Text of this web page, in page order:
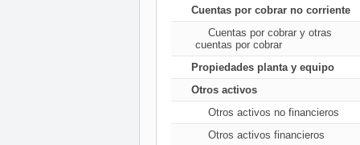
Cuentas por cobrar no corriente
Cuentas por cobrar y otras
cuentas por cobrar
Propiedades planta y equipo
Otros activos
Otros activos no financieros
Otros activos financieros